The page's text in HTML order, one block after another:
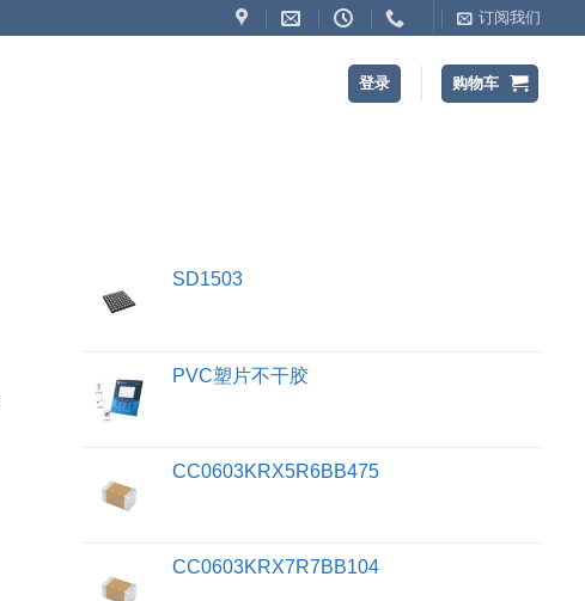
订阅我们
登录 购物车
SD1503
PVC塑片不干胶
CC0603KRX5R6BB475
CC0603KRX7R7BB104